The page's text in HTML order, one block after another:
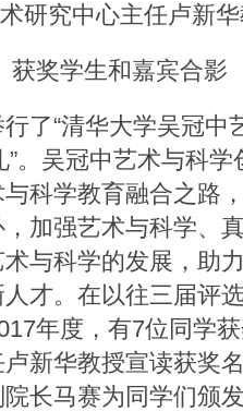
研究中心主任卢新
获奖学生和嘉宾合影
了“清华大学吴冠中
。吴冠中艺术与科
科学教育融合之路
加强艺术与科学、
与科学的发展，助
才。在以往三届评
年度，有7位同学
新华教授宣读获奖
长马赛为同学们颁